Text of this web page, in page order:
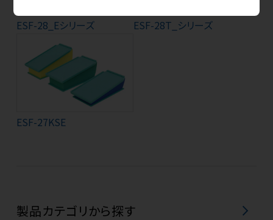
ESF-28_Eシリーズ ESF-28T_シリーズ
ESF-27KSE
製品カテゴリから探す